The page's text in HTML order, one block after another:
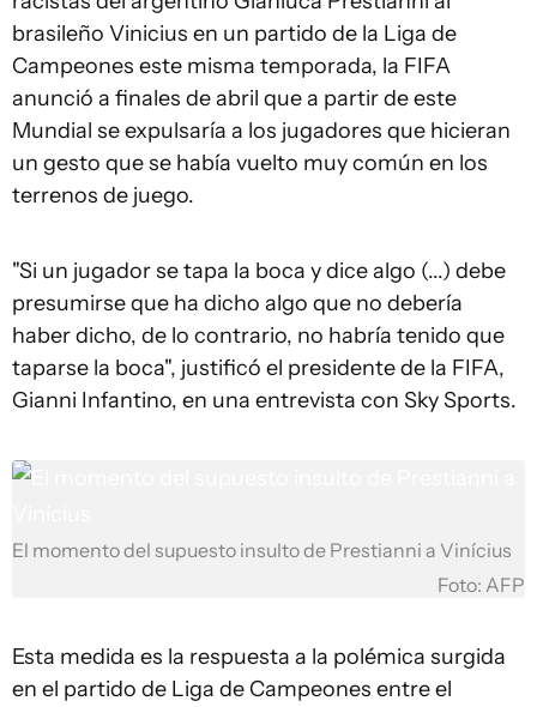
brasileño Vinicius en un partido de la Liga de
Campeones este misma temporada, la FIFA
anunció a finales de abril que a partir de este
Mundial se expulsaría a los jugadores que hicieran
un gesto que se había vuelto muy común en los
terrenos de juego.
"Si un jugador se tapa la boca y dice algo (...) debe
presumirse que ha dicho algo que no debería
haber dicho, de lo contrario, no habría tenido que
taparse la boca", justificó el presidente de la FIFA,
Gianni Infantino, en una entrevista con Sky Sports.
El momento del supuesto insulto de Prestianni a Vinícius
Foto: AFP
Esta medida es la respuesta a la polémica surgida
en el partido de Liga de Campeones entre el